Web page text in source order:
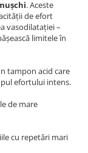
. Aceste
de efort
vasodilatației –
limitele în
tampon acid care
efortului intens.
de mare
cu repetări mari